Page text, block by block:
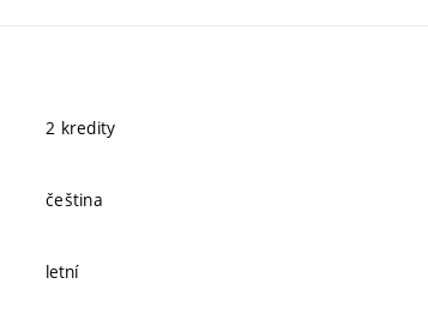
2 kredity
čeština
letní